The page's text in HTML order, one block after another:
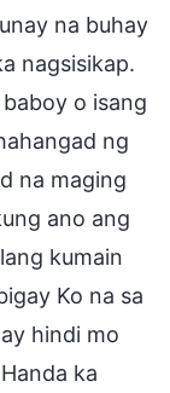
na buhay
nagsisikap.
o isang
ng
na maging
ano ang
kumain
Ko na sa
hindi mo
ka